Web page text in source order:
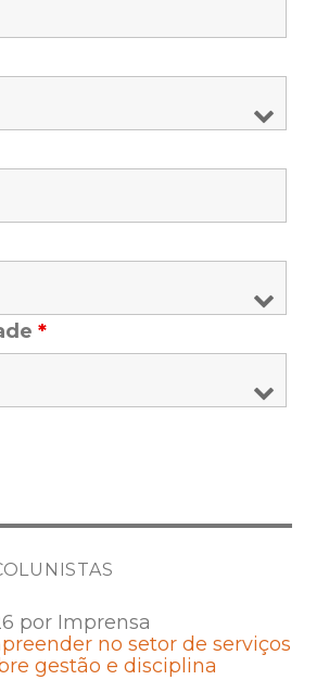
*
por Imprensa
no setor de serviços
gestão e disciplina